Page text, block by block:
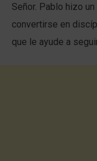
Señor. Pablo hizo
convertirse en
que le ayude a